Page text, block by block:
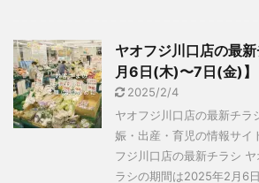
ヤオフジ川口店の最
月6日(木)〜7日(金)】
2025/2/4
ヤオフジ川口店の最新チラ
娠・出産・育児の情報サイ
フジ川口店の最新チラシ
ラシの期間は2025年2月6